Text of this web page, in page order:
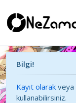
Bilgi!
Kayıt olarak veya
kullanabilirsiniz.